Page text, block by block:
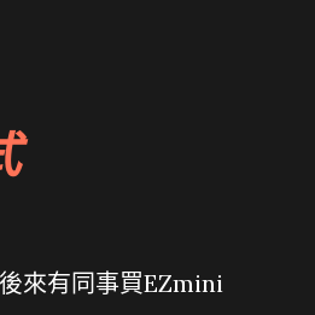
來有同事買EZmini